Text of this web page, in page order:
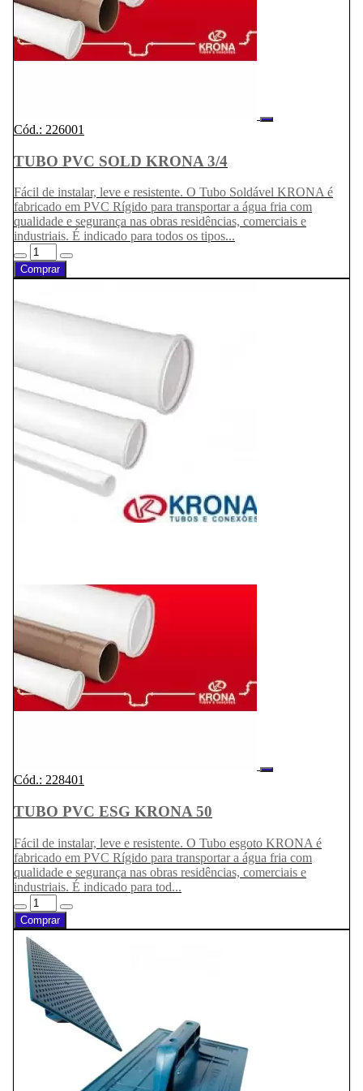
Cód.: 226001
TUBO PVC SOLD KRONA 3/4
Fácil de instalar, leve e resistente. O Tubo Soldável KRONA é
fabricado em PVC Rígido para transportar a água fria com
qualidade e segurança nas obras residências, comerciais e
industriais. É indicado para todos os tipos...
Comprar
Cód.: 228401
TUBO PVC ESG KRONA 50
Fácil de instalar, leve e resistente. O Tubo esgoto KRONA é
fabricado em PVC Rígido para transportar a água fria com
qualidade e segurança nas obras residências, comerciais e
industriais. É indicado para tod...
Comprar